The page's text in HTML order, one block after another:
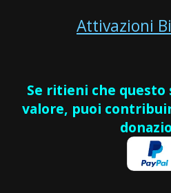
Attivazioni
Se ritieni che questo
valore, puoi